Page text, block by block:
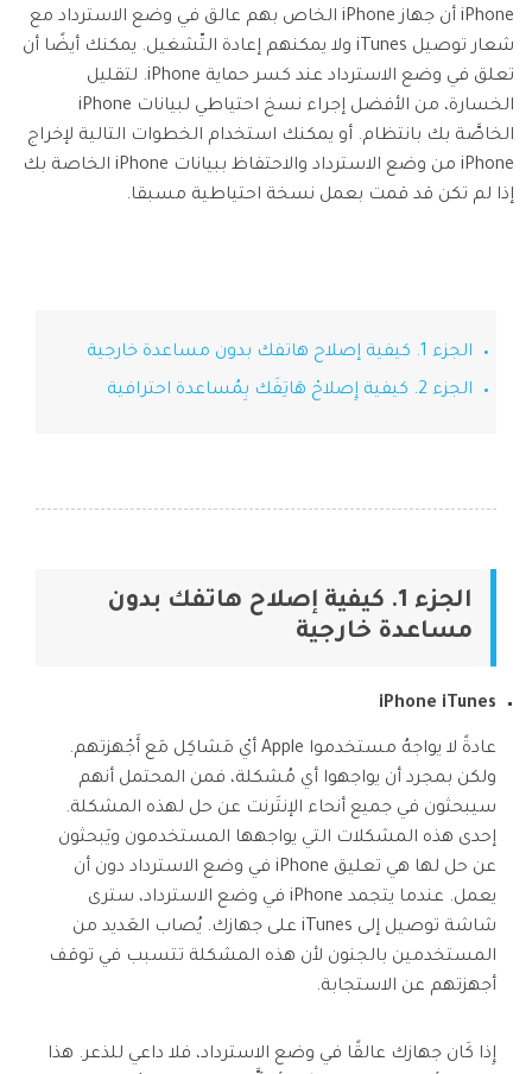
الإبداع الرقمي
الفيديوهات
منتجات المخططات والرسومات
قوالب واجهة المستخدم وتجربة المستخدم
قوالب الرسم التخطيطي
دمج ملفات PDF
محول PDF
قوالب PDF
نقل بيانات الجوال.
Repairit
استعادة الفيديوهات التالفة.
مشاهدة جميع المنتجات
استكشف
إصلاح الفيديوهات
تعقب الموقع
تسجيل الدخول
Screen Unlock
إزالة أنواع مختلفة من شاشات القفل للجوال
iOS
Android
Data Recovery
استعادة بيانات الهاتف المحذوفة أو المفقودة
System Repair
إصلاح مشاكل نظام الهاتف بنقرة واحدة
نقل بيانات الهاتف من جهاز إلى آخر
iOS & Android
عرض مجموعة الأدوات الكاملة
مزيد من الحلول
تعرّف على المزيد
iPhone أن جهاز iPhone الخاص بهم عالق في وضع الاسترداد مع
شعار توصيل iTunes ولا يمكنهم إعادة التّشغيل. يمكنك أيضًا أن
تعلق في وضع الاسترداد عند كسر حماية iPhone. لتقليل
الخسارة، من الأفضل إجراء نسخ احتياطي لبيانات iPhone
الخاصَّة بك بانتظام. أو يمكنك استخدام الخطوات التالية لإخراج
iPhone من وضع الاسترداد والاحتفاظ ببيانات iPhone الخاصة بك
إذا لم تكن قد قمت بعمل نسخة احتياطية مسبقا.
الجزء 1. كيفية إصلاح هاتفك بدون مساعدة خارجية
الجزء 2. كيفية إِصلاحْ هَاتِفَك بِمُساعدة احترافية
الجزء 1. كيفية إصلاح هاتفك بدون
مساعدة خارجية
iPhone iTunes
عادةً لا يواجهُ مستخدموا Apple أيْ مَشاكِل مَع أَجْهزتهم.
ولكن بمجرد أن يواجهوا أي مُشكلة، فمن المحتمل أنهم
سيبحثون في جميع أنحاء الإنتَرنت عن حل لهذه المشكلة.
إحدى هذه المشكلات التي يواجهها المستخدمون ويَبحثون
عن حل لها هي تعليق iPhone في وضع الاسترداد دون أن
يعمل. عندما يتجمد iPhone في وضع الاسترداد، سترى
شاشة توصيل إلى iTunes على جهازك. يُصاب العَديد من
المستخدمين بالجنون لأن هذه المشكلة تتسبب في توقف
أجهزتهم عن الاستجابة.
إِذا كَان جهازك عالقًا في وضع الاسترداد، فلا داعي للذعر. هذا